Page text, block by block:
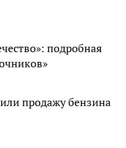
подробная
продажу бензина